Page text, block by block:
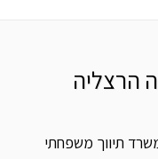
הרצליה
תיווך משפחתי